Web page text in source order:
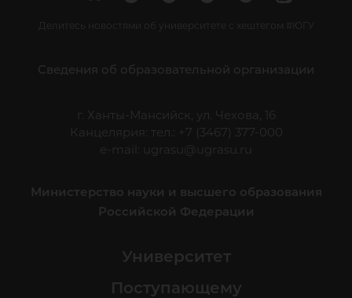
Делитесь новостями об университете с хештегом #ЮГУ
Сведения об образовательной организации
г. Ханты-Мансийск, ул. Чехова, 16
Канцелярия: тел.: +7 (3467) 377-000
e-mail:
ugrasu@ugrasu.ru
Министерство науки и высшего образования
Российской Федерации
Университет
Поступающему